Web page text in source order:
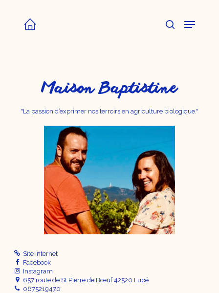
Menu
Maison Baptistine
"La passion d’exprimer nos terroirs en agriculture biologique."
Site internet
Facebook
Instagram
657 route de St Pierre de Bœuf 42520 Lupé
0675219470